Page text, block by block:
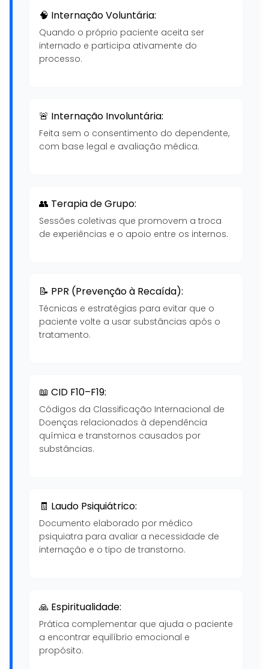
🧠 Internação Voluntária:
Quando o próprio paciente aceita ser
internado e participa ativamente do
processo.
🚨 Internação Involuntária:
Feita sem o consentimento do dependente,
com base legal e avaliação médica.
👥 Terapia de Grupo:
Sessões coletivas que promovem a troca
de experiências e o apoio entre os internos.
📝 PPR (Prevenção à Recaída):
Técnicas e estratégias para evitar que o
paciente volte a usar substâncias após o
tratamento.
📖 CID F10–F19:
Códigos da Classificação Internacional de
Doenças relacionados à dependência
química e transtornos causados por
substâncias.
🧾 Laudo Psiquiátrico:
Documento elaborado por médico
psiquiatra para avaliar a necessidade de
internação e o tipo de transtorno.
🙏 Espiritualidade:
Prática complementar que ajuda o paciente
a encontrar equilíbrio emocional e
propósito.